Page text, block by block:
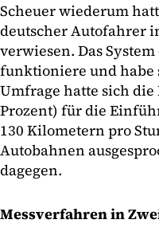
Scheuer wiederum
deutscher Autofahrer
verwiesen. Das
funktioniere und
Umfrage hatte sich die
Prozent) für die
130 Kilometern pro
Autobahnen
dagegen.
Messverfahren in